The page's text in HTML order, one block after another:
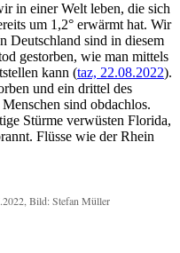
in einer Welt leben, die sich
um 1,2° erwärmt hat. Wir
Deutschland sind in diesem
gestorben, wie man mittels
kann (taz, 22.08.2022).
und ein drittel des
sind obdachlos.
Stürme verwüsten Florida,
Flüsse wie der Rhein
Bild: Stefan Müller